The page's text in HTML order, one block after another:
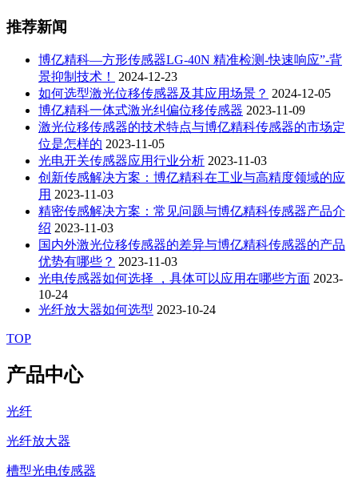
推荐新闻
博亿精科—方形传感器LG-40N 精准检测-快速响应”-背
景抑制技术！
2024-12-23
如何选型激光位移传感器及其应用场景？ 2024-12-05
博亿精科一体式激光纠偏位移传感器 2023-11-09
激光位移传感器的技术特点与博亿精科传感器的市场定
位是怎样的 2023-11-05
光电开关传感器应用行业分析 2023-11-03
创新传感解决方案：博亿精科在工业与高精度领域的应
用 2023-11-03
精密传感解决方案：常见问题与博亿精科传感器产品介
绍 2023-11-03
国内外激光位移传感器的差异与博亿精科传感器的产品
优势有哪些？ 2023-11-03
光电传感器如何选择 ，具体可以应用在哪些方面 2023-
10-24
光纤放大器如何选型 2023-10-24
TOP
产品中心
光纤
光纤放大器
槽型光电传感器